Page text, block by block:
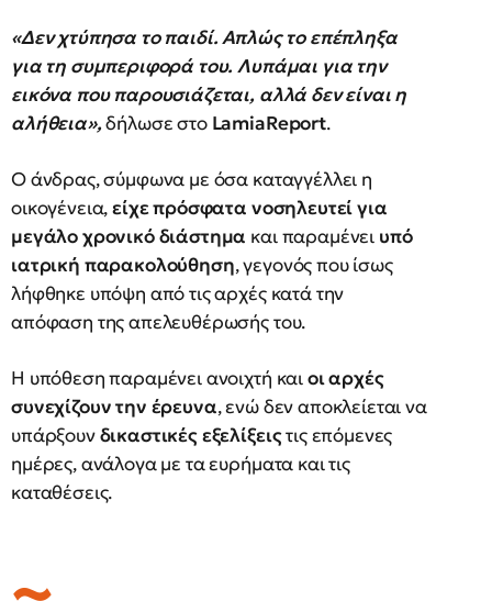
«Δεν χτύπησα το παιδί. Απλώς το επέπληξα
για τη συμπεριφορά του. Λυπάμαι για την
εικόνα που παρουσιάζεται, αλλά δεν είναι η
αλήθεια»,δήλωσε στο LamiaReport.
Ο άνδρας, σύμφωνα με όσα καταγγέλλει η
οικογένεια,είχε πρόσφατα νοσηλευτεί για
μεγάλο χρονικό διάστημα και παραμένει υπό
ιατρική παρακολούθηση, γεγονός που ίσως
λήφθηκε υπόψη από τις αρχές κατά την
απόφαση της απελευθέρωσής του.
Η υπόθεση παραμένει ανοιχτή καιοι αρχές
συνεχίζουν την έρευνα, ενώ δεν αποκλείεται να
υπάρξουνδικαστικές εξελίξειςτις επόμενες
ημέρες, ανάλογα με τα ευρήματα και τις
καταθέσεις.